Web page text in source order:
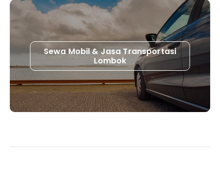
Sewa Mobil & Jasa Transportasi
Lombok